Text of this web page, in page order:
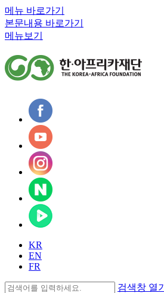
메뉴 바로가기
본문내용 바로가기
메뉴보기
KR
EN
FR
검색창 열기